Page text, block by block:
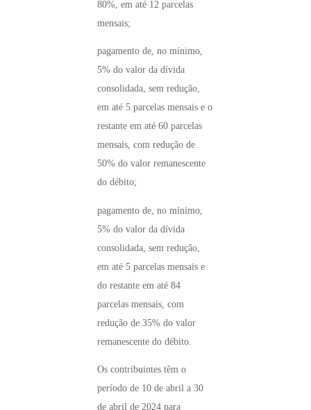
80%, em até 12 parcelas
mensais;
pagamento de, no mínimo,
5% do valor da dívida
consolidada, sem redução,
em até 5 parcelas mensais e o
restante em até 60 parcelas
mensais, com redução de
50% do valor remanescente
do débito;
pagamento de, no mínimo,
5% do valor da dívida
consolidada, sem redução,
em até 5 parcelas mensais e
do restante em até 84
parcelas mensais, com
redução de 35% do valor
remanescente do débito.
Os contribuintes têm o
período de 10 de abril a 30
de abril de 2024 para